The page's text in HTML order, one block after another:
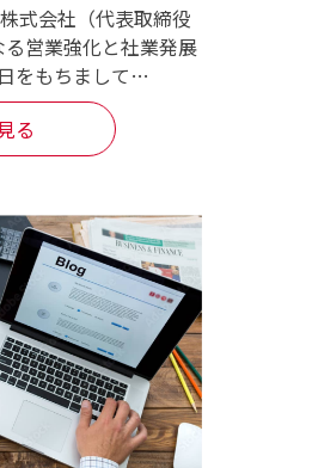
式会社（代表取締役
営業強化と社業発展
をもちまして…
る